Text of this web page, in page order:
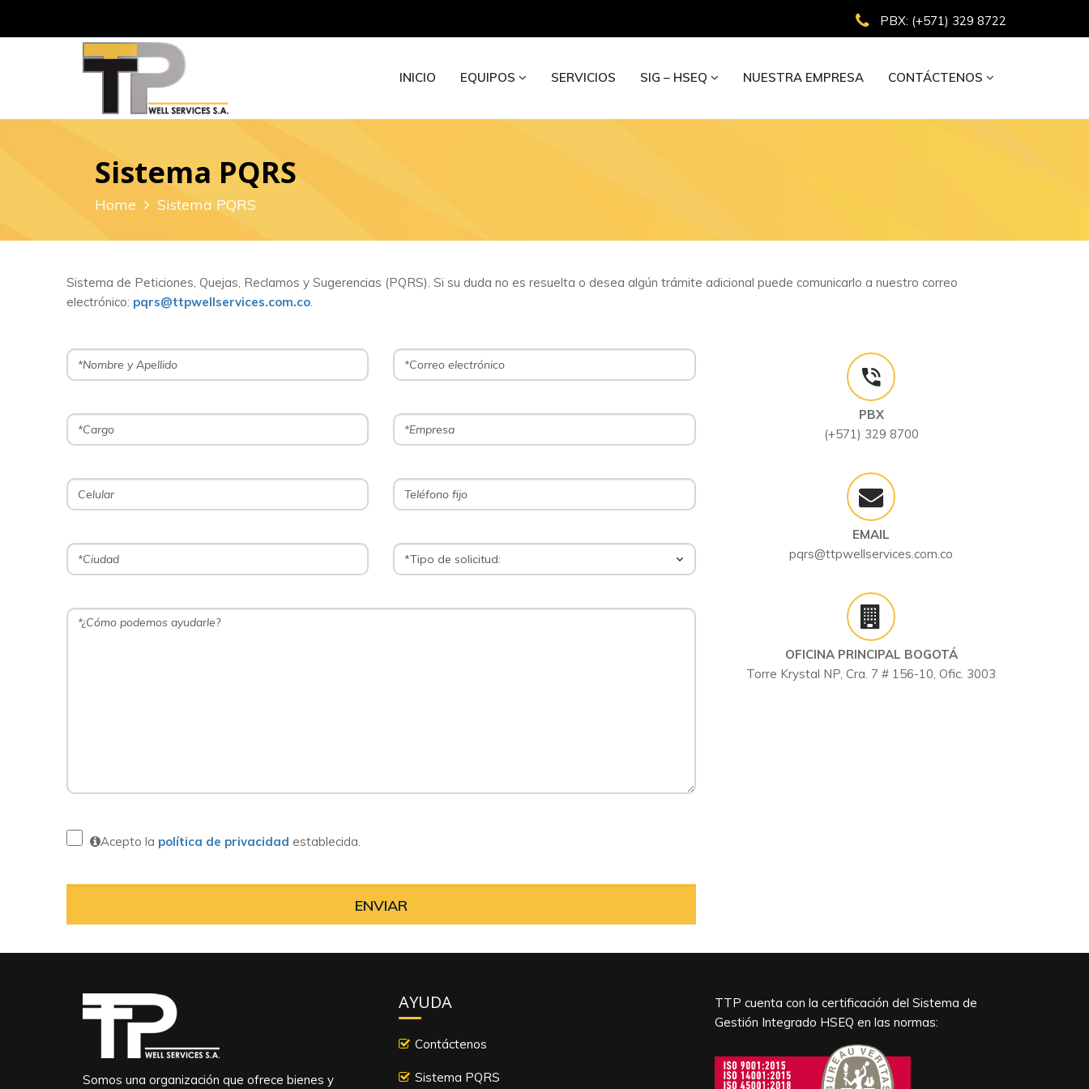
PBX: (+571) 329 8722
INICIO EQUIPOS SERVICIOS SIG – HSEQ NUESTRA EMPRESA CONTÁCTENOS
Sistema PQRS
Home Sistema PQRS
Sistema de Peticiones, Quejas, Reclamos y Sugerencias (PQRS). Si su duda no es resuelta o desea algún trámite adicional puede comunicarlo a nuestro correo
electrónico: pqrs@ttpwellservices.com.co.
Acepto la política de privacidad establecida.
PBX
(+571) 329 8700
EMAIL
pqrs@ttpwellservices.com.co
OFICINA PRINCIPAL BOGOTÁ
Torre Krystal NP, Cra. 7 # 156-10, Ofic. 3003
Somos una organización que ofrece bienes y
AYUDA
Contáctenos
Sistema PQRS
TTP cuenta con la certificación del Sistema de
Gestión Integrado HSEQ en las normas: